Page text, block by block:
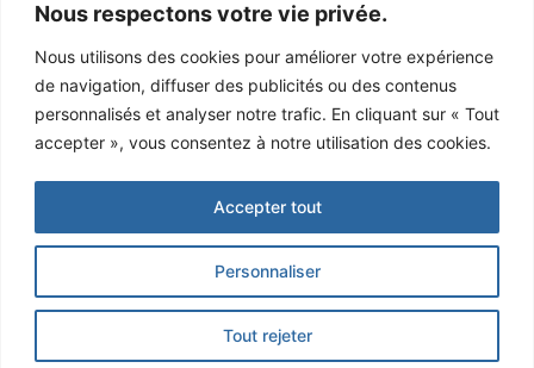
Nous respectons votre vie privée.
Nous utilisons des cookies pour améliorer votre expérience
de navigation, diffuser des publicités ou des contenus
personnalisés et analyser notre trafic. En cliquant sur « Tout
accepter », vous consentez à notre utilisation des cookies.
Personnaliser
Tout rejeter
Accepter tout
Membre du
Tous droits réservés Hanssen 2025